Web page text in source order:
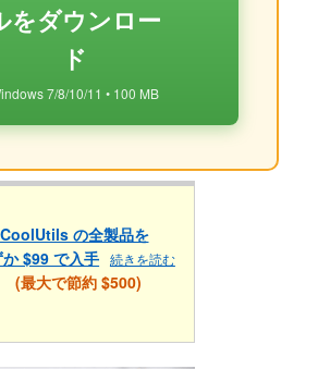
をダウンロー
ド
7/8/10/11 • 100 MB
CoolUtils の全製品を
$99 で入手 続きを読む
(最大で節約 $500)